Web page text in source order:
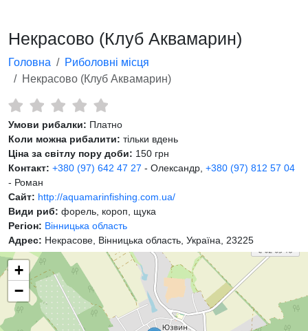
Некрасово (Клуб Аквамарин)
Головна
Риболовні місця
Некрасово (Клуб Аквамарин)
Умови рибалки: Платно
Коли можна рибалити: тільки вдень
Ціна за світлу пору доби: 150 грн
Контакт: +380 (97) 642 47 27 - Олександр, +380 (97) 812 57 04
- Роман
Сайт: http://aquamarinfishing.com.ua/
Види риб: форель, короп, щука
Регіон: Вінницька область
Адрес: Некрасове, Вінницька область, Україна, 23225
+
−